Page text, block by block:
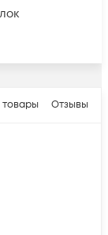
Отзывы